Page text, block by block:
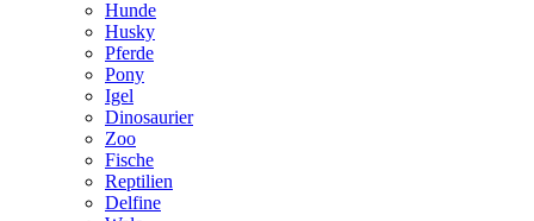
Hunde
Husky
Pferde
Pony
Igel
Dinosaurier
Zoo
Fische
Reptilien
Delfine